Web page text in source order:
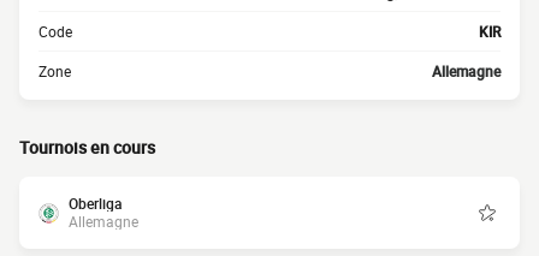
Code KIR
Zone Allemagne
Tournois en cours
Oberliga
Allemagne